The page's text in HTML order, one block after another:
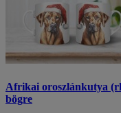
Afrikai oroszlánkutya
bögre